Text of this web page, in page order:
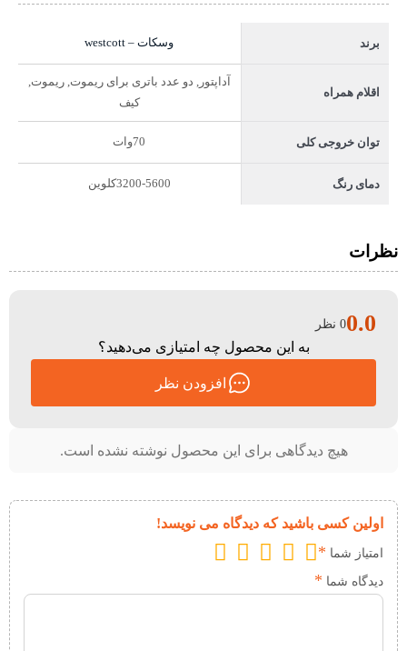
برند وسکات – westcott
اقلام همراه
آداپتور, دو عدد باتری برای ریموت, ریموت,
کیف
توان خروجی کلی 70وات
دمای رنگ 3200-5600کلوین
نظرات
هیچ دیدگاهی برای این محصول نوشته نشده است.
اولین کسی باشید که دیدگاه می نویسد!
امتیاز شما *
دیدگاه شما *
0.00 نظر
به این محصول چه امتیازی می‌دهید؟
افزودن نظر